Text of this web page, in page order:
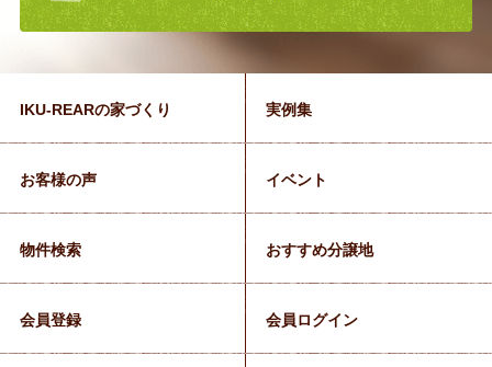
IKU-REARの家づくり 実例集
お客様の声 イベント
物件検索 おすすめ分譲地
会員登録 会員ログイン